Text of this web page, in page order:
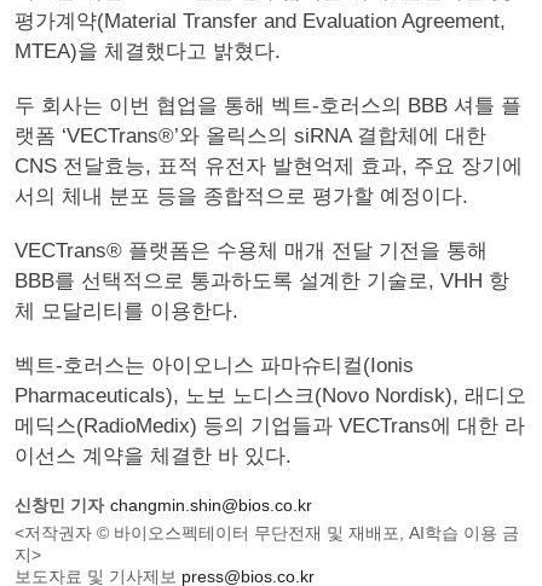
평가계약(Material Transfer and Evaluation Agreement,
MTEA)을 체결했다고 밝혔다.
두 회사는 이번 협업을 통해 벡트-호러스의 BBB 셔틀 플
랫폼 ‘VECTrans®’와 올릭스의 siRNA 결합체에 대한
CNS 전달효능, 표적 유전자 발현억제 효과, 주요 장기에
서의 체내 분포 등을 종합적으로 평가할 예정이다.
VECTrans® 플랫폼은 수용체 매개 전달 기전을 통해
BBB를 선택적으로 통과하도록 설계한 기술로, VHH 항
체 모달리티를 이용한다.
벡트-호러스는 아이오니스 파마슈티컬(Ionis
Pharmaceuticals), 노보 노디스크(Novo Nordisk), 래디오
메딕스(RadioMedix) 등의 기업들과 VECTrans에 대한 라
이선스 계약을 체결한 바 있다.
신창민 기자 changmin.shin@bios.co.kr
<저작권자 © 바이오스펙테이터 무단전재 및 재배포, AI학습 이용 금
지>
보도자료 및 기사제보 press@bios.co.kr